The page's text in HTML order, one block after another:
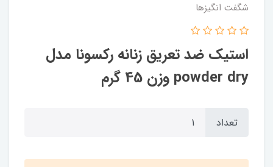
شگفت انگيزها
استیک ضد تعریق زنانه رکسونا مدل
powder dry وزن 45 گرم
تعداد